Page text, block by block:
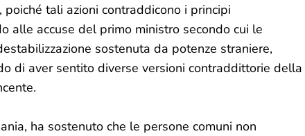
tali azioni contraddicono i principi
alle accuse del primo ministro secondo cui le
sostenuta da potenze straniere,
di aver sentito diverse versioni contraddittorie della
ha sostenuto che le persone comuni non